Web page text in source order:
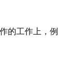
工作上，例